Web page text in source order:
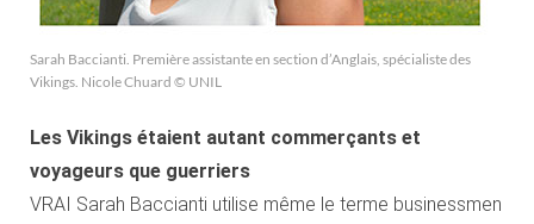
Sarah Baccianti. Première assistante en section d’Anglais, spécialiste des
Vikings. Nicole Chuard © UNIL
Les Vikings étaient autant commerçants et
voyageurs que guerriers
VRAI Sarah Baccianti utilise même le terme businessmen